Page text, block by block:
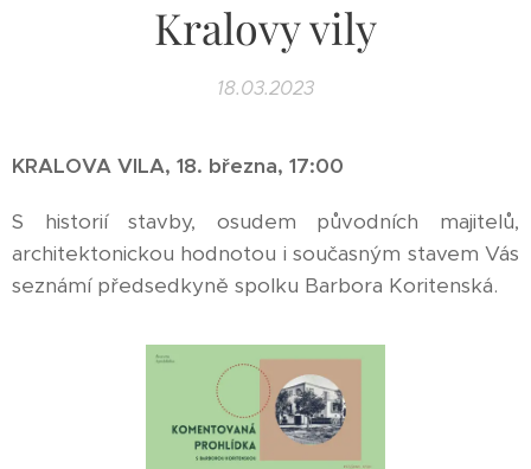
Kralovy vily
18.03.2023
KRALOVA VILA, 18. března, 17:00
S historií stavby, osudem původních majitelů,
architektonickou hodnotou i současným stavem Vás
seznámí předsedkyně spolku Barbora Koritenská.